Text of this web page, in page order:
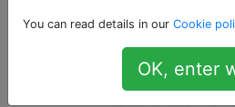
21
Wie bekomme
Ich möchte mit
You can read details in our Cookie
OK, enter